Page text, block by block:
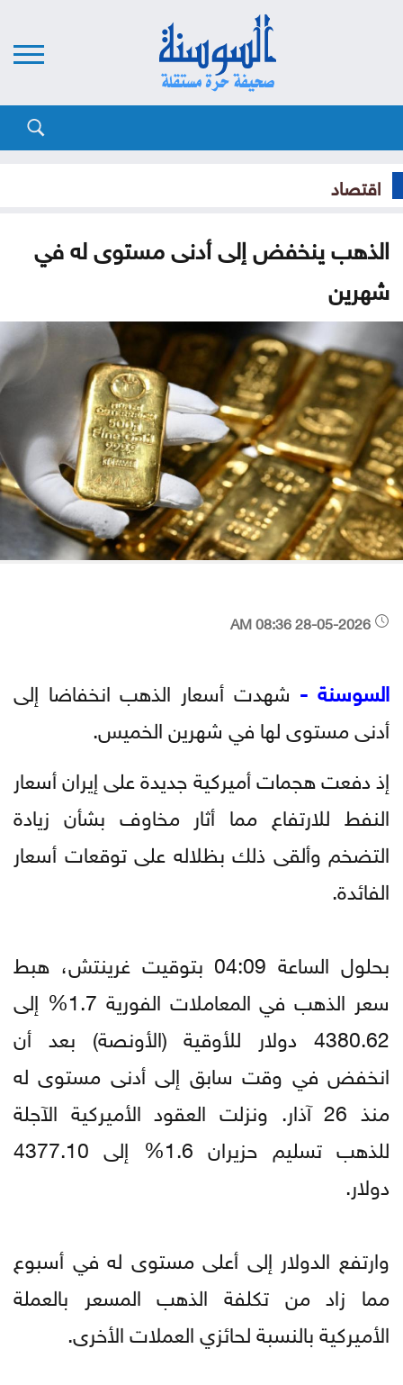
اقتصاد
الذهب ينخفض إلى أدنى مستوى له في
شهرين
السوسنة - شهدت أسعار الذهب انخفاضا إلى
أدنى مستوى لها في شهرين الخميس.
إذ دفعت هجمات أميركية جديدة على إيران أسعار
النفط للارتفاع مما أثار مخاوف بشأن زيادة
التضخم وألقى ذلك بظلاله على توقعات أسعار
الفائدة.
بحلول الساعة 04:09 بتوقيت غرينتش، هبط
سعر الذهب في المعاملات الفورية 1.7% إلى
4380.62 دولار للأوقية (الأونصة) بعد أن
انخفض في وقت سابق إلى أدنى مستوى له
منذ 26 آذار. ونزلت العقود الأميركية الآجلة
للذهب تسليم حزيران 1.6% إلى 4377.10
دولار.
وارتفع الدولار إلى أعلى مستوى له في أسبوع
مما زاد من تكلفة الذهب المسعر بالعملة
الأميركية بالنسبة لحائزي العملات الأخرى.